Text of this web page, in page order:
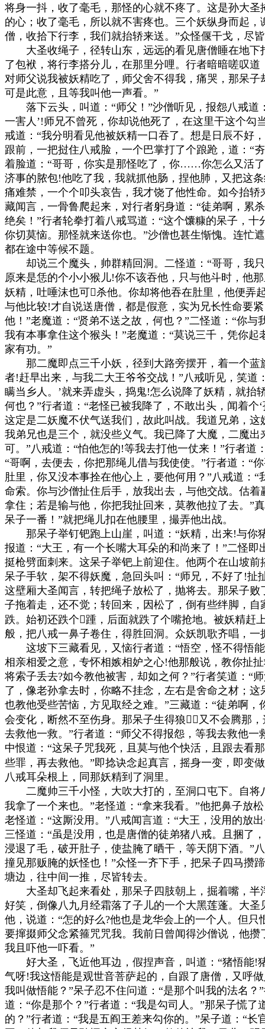
将身一抖，收了毫毛，那怪的心就不疼了。这是孙大
的心；收了毫毛，所以就不害疼也。三个妖纵身而起，
僧，收拾下行李，我们就抬轿来送。”众怪偃干戈，尽
大圣收绳子，径转山东，远远的看见唐僧睡在地下
了包袱，将行李搭分儿，在那里分哩。行者暗暗嗟叹道
对师父说我被妖精吃了，师父舍不得我，痛哭，那呆
可是此意，且等我叫他一声看。”
落下云头，叫道：“师父！”沙僧听见，报怨八戒道
一害人’!师兄不曾死，你却说他死了，在这里干这个勾
戒道：“我分明看见他被妖精一口吞了。想是日辰不好
跟前，一把挝住八戒脸，一个巴掌打了个踉跄，道：“
着脸道：“哥哥，你实是那怪吃了，你……你怎么又活
济事的脓包!他吃了我，我就抓他肠，捏他肺，又把这
痛难禁，一个个叩头哀告，我才饶了他性命。如今抬轿
藏闻言，一骨鲁爬起来，对行者躬身道：“徒弟啊，累
绝矣！”行者轮拳打着八戒骂道：“这个馕糠的呆子，
你切莫恼。那怪就来送你也。”沙僧也甚生惭愧。连忙
都在途中等候不题。
却说三个魔头，帅群精回洞。二怪道：“哥哥，我
原来是恁的个小小猴儿!你不该吞他，只与他斗时，他
妖精，吐唾沫也可杀他。你却将他吞在肚里，他便弄
与他比较!才自说送唐僧，都是假意，实为兄长性命要
他！”老魔道：“贤弟不送之故，何也？”二怪道：“你与
我有本事拿住这个猴头！”老魔道：“莫说三千，凭你起
家有功。”
那二魔即点三千小妖，径到大路旁摆开，着一个蓝
者!赶早出来，与我二大王爷爷交战！”八戒听见，笑道
瞒当乡人。’就来弄虚头，捣鬼!怎么说降了妖精，就抬
何也？”行者道：“老怪已被我降了，不敢出头，闻着个
这定是二妖魔不伏气送我们，故此叫战。我道兄弟，
我弟兄也是三个，就没些义气。我已降了大魔，二魔
可。”八戒道：“怕他怎的!等我去打他一仗来！”行者道
“哥啊，去便去，你把那绳儿借与我使使。”行者道：“
肚里，你又没本事拴在他心上，要他何用？”八戒道：“
命索。你与沙僧扯住后手，放我出去，与他交战。估
拿住；若是输与他，你把我扯回来，莫教他拉了去。”
呆子一番！”就把绳儿扣在他腰里，撮弄他出战。
那呆子举钉钯跑上山崖，叫道：“妖精，出来!与你
报道：“大王，有一个长嘴大耳朵的和尚来了！”二怪
挺枪劈面刺来。这呆子举钯上前迎住。他两个在山坡
呆子手软，架不得妖魔，急回头叫：“师兄，不好了!扯
这壁厢大圣闻言，转把绳子放松了，抛将去。那呆子
子拖着走，还不觉；转回来，因松了，倒有些绊脚，
跌。始初还跌个踵，后面就跌了个嘴抢地。被妖精赶
般，把八戒一鼻子卷住，得胜回洞。众妖凯歌齐唱，一
这坡下三藏看见，又恼行者道：“悟空，怪不得悟
相亲相爱之意，专怀相嫉相妒之心!他那般说，教你扯
将索子丢去?如今教他被害，却如之何？”行者笑道：“
了，像老孙拿去时，你略不挂念，左右是舍命之材；
也教他受些苦恼，方见取经之难。”三藏道：“徒弟啊，
会变化，断然不至伤身。那呆子生得狼，又不会腾那
去救他一救。”行者道：“师父不得报怨，等我去救他一
中恨道：“这呆子咒我死，且莫与他个快活，且跟去看
些罪，再去救他。”即捻诀念起真言，摇身一变，即变
八戒耳朵根上，同那妖精到了洞里。
二魔帅三千小怪，大吹大打的，至洞口屯下。自将
我拿了一个来也。”老怪道：“拿来我看。”他把鼻子放
老怪道：“这厮没用。”八戒闻言道：“大王，没用的放
三怪道：“虽是没用，也是唐僧的徒弟猪八戒。且捆了
浸退了毛，破开肚子，使盐腌了晒干，等天阴下酒。”
撞见那贩腌的妖怪也！”众怪一齐下手，把呆子四马攒
塘边，往中间一推，尽皆转去。
大圣却飞起来看处，那呆子四肢朝上，掘着嘴，半
好笑，倒像八九月经霜落了子儿的一个大黑莲蓬。大
他，说道：“怎的好么?他也是龙华会上的一个人。但只
要撺掇师父念紧箍咒咒我。我前日曾闻得沙僧说，他
我且吓他一吓看。”
好大圣，飞近他耳边，假捏声音，叫道：“猪悟能!
气呀!我这悟能是观世音菩萨起的，自跟了唐僧，又呼
我叫做悟能？”呆子忍不住问道：“是那个叫我的法名？
道：“你是那个？”行者道：“我是勾司人。”那呆子慌了
的？”行者道：“我是五阎王差来勾你的。”呆子道：“长